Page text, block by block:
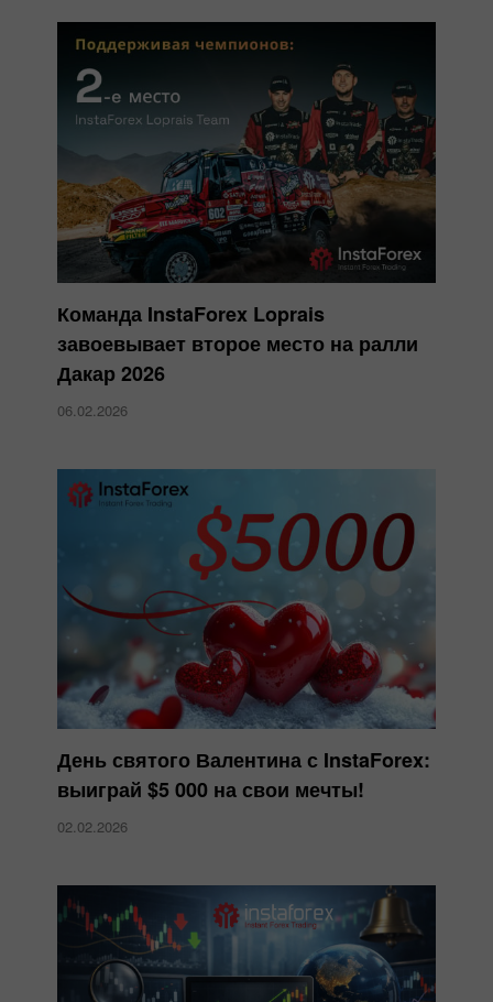
Команда InstaForex Loprais
завоевывает второе место на ралли
Дакар 2026
06.02.2026
День святого Валентина с InstaForex:
выиграй $5 000 на свои мечты!
02.02.2026